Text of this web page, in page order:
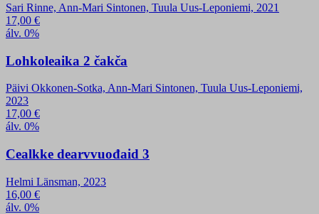
Sari Rinne, Ann-Mari Sintonen, Tuula Uus-Leponiemi, 2021
17,00 €
álv. 0%
Lohkoleaika 2 čakča
Päivi Okkonen-Sotka, Ann-Mari Sintonen, Tuula Uus-Leponiemi,
2023
17,00 €
álv. 0%
Cealkke dearvvuođaid 3
Helmi Länsman, 2023
16,00 €
álv. 0%